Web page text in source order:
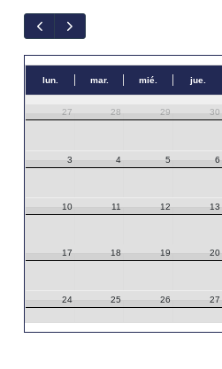
lun. mar. mié. jue.
27 28 29 30
3 4 5 6
10 11 12 13
17 18 19 20
24 25 26 27